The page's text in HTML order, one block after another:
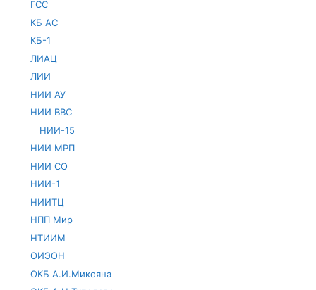
ГСС
КБ АС
КБ-1
ЛИАЦ
ЛИИ
НИИ АУ
НИИ ВВС
НИИ-15
НИИ МРП
НИИ СО
НИИ-1
НИИТЦ
НПП Мир
НТИИМ
ОИЭОН
ОКБ А.И.Микояна